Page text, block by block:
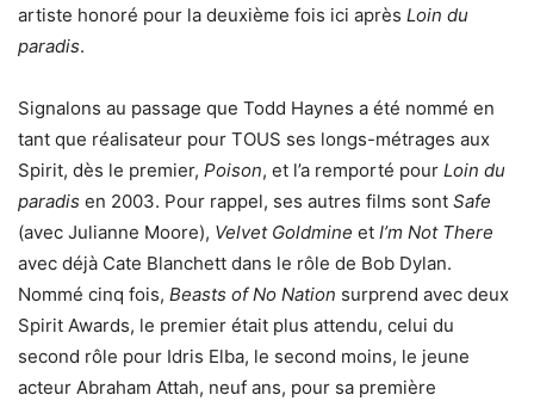
artiste honoré pour la deuxième fois ici après Loin du
paradis.
Signalons au passage que Todd Haynes a été nommé en
tant que réalisateur pour TOUS ses longs-métrages aux
Spirit, dès le premier, Poison, et l’a remporté pour Loin du
paradis en 2003. Pour rappel, ses autres films sont Safe
(avec Julianne Moore), Velvet Goldmine et I’m Not There
avec déjà Cate Blanchett dans le rôle de Bob Dylan.
Nommé cinq fois, Beasts of No Nation surprend avec deux
Spirit Awards, le premier était plus attendu, celui du
second rôle pour Idris Elba, le second moins, le jeune
acteur Abraham Attah, neuf ans, pour sa première